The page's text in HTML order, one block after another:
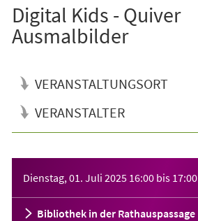
Digital Kids - Quiver
Ausmalbilder
VERANSTALTUNGSORT
VERANSTALTER
Dienstag, 01. Juli 2025 16:00 bis 17:00
Bibliothek in der Rathauspassage